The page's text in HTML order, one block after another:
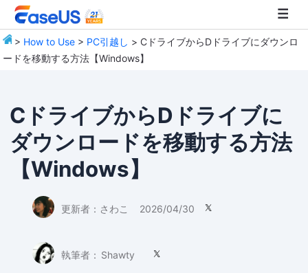
> How to Use > PC引越し > CドライブからDドライブにダウンロ
ードを移動する方法【Windows】
CドライブからDドライブに
ダウンロードを移動する方法
【Windows】
更新者： さわこ 2026/04/30 
執筆者： Shawty 